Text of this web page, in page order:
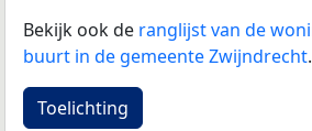
Bekijk ook de ranglijst van de
buurt in de gemeente Zwijndrecht.
Toelichting